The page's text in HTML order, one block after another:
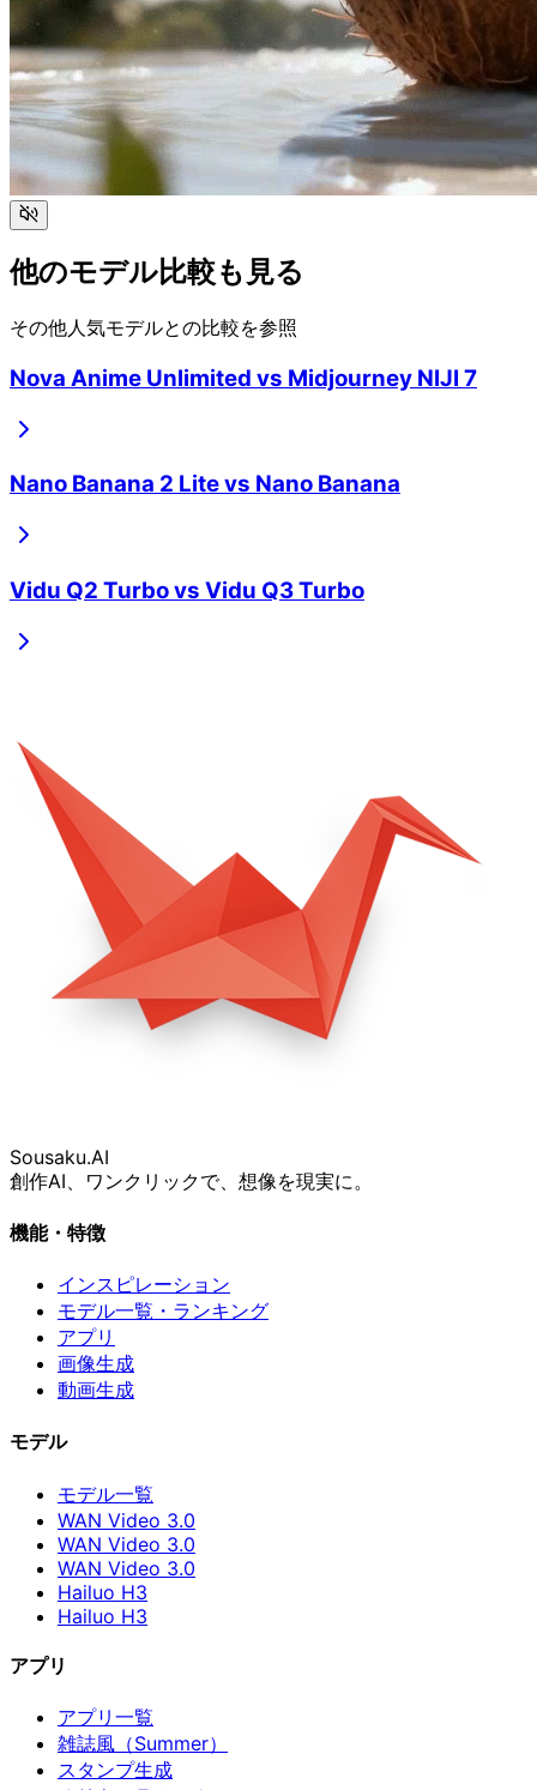
他のモデル比較も見る
その他人気モデルとの比較を参照
Nova Anime Unlimited vs Midjourney NIJI 7
Nano Banana 2 Litevs Nano Banana
Vidu Q2 Turbovs Vidu Q3 Turbo
Sousaku.AI
創作AI、ワンクリックで、想像を現実に。
機能・特徴
インスピレーション
モデル一覧・ランキング
アプリ
画像生成
動画生成
モデル
モデル一覧
WAN Video 3.0
WAN Video 3.0
WAN Video 3.0
Hailuo H3
Hailuo H3
アプリ
アプリ一覧
雑誌風（Summer）
スタンプ生成